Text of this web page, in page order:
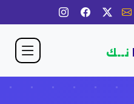
نــك